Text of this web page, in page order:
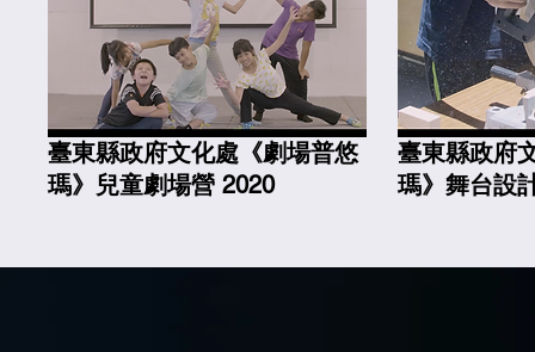
臺東縣政府文化處《劇場普悠
瑪》兒童劇場營 2020
臺東縣政府
瑪》舞台設